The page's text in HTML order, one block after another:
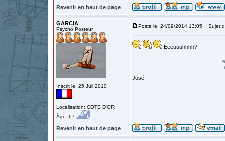
Revenir en haut de page
GARCIA
Psycho Posteur
Inscrit le: 25 Juil 2010
Localisation: COTE D'OR
Âge: 67
Posté le: 24/09/2014 13:05 Sujet
Eeeuuuhhhh?
José
Revenir en haut de page